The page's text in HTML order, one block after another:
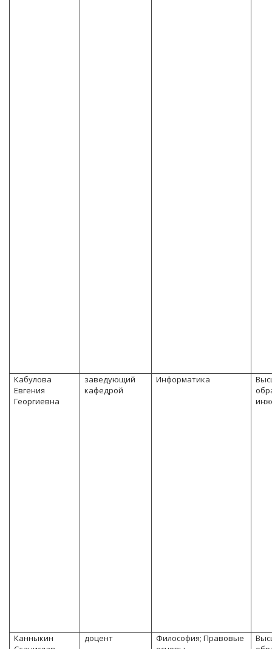
Кабулова
Евгения
Георгиевна
заведующий
кафедрой
Информатика
Канныкин
доцент
Философия; Правовые